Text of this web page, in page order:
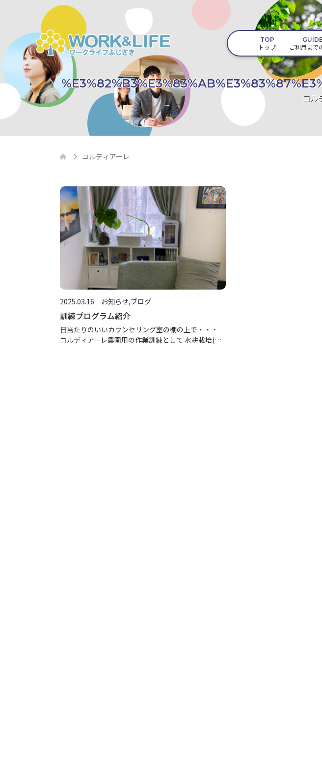
トップ
TOP
ご利用まで
GUIDE
コル
コルディアーレ
2025.03.16 お知らせ ブログ
訓練プログラム紹介
日当たりのいいカウンセリング室の棚の上で・・・
コルディアーレ農園用の作業訓練として 水耕栽培(リ